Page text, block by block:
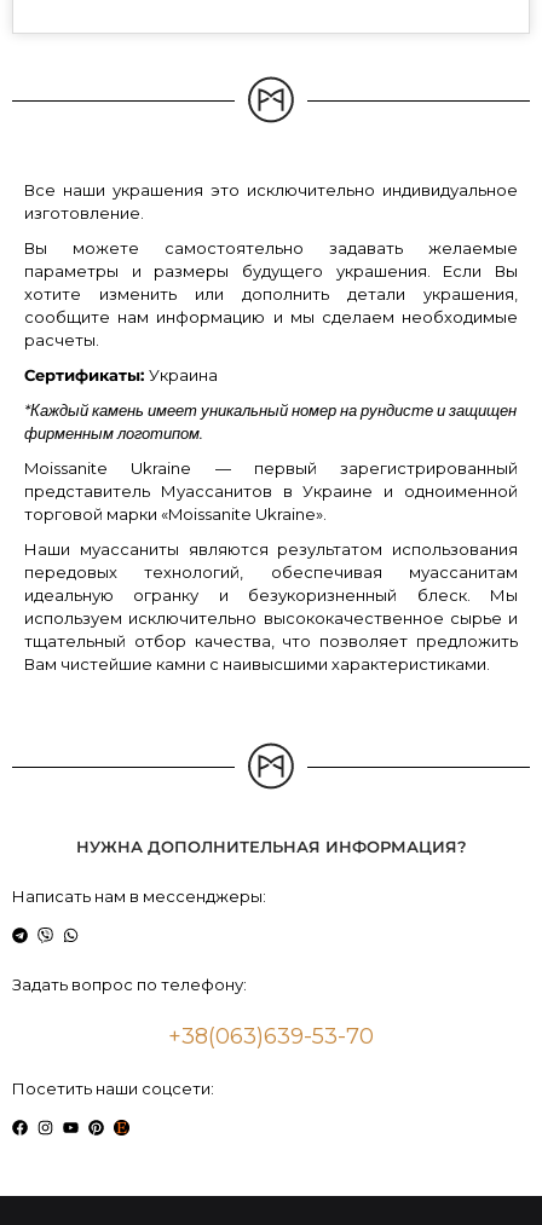
Все наши украшения это исключительно индивидуальное
изготовление.
Вы можете самостоятельно задавать желаемые
параметры и размеры будущего украшения. Если Вы
хотите изменить или дополнить детали украшения,
сообщите нам информацию и мы сделаем необходимые
расчеты.
Сертификаты: Украина
*Каждый камень имеет уникальный номер на рундисте и защищен
фирменным логотипом.
Moissanite Ukraine — первый зарегистрированный
представитель Муассанитов в Украине и одноименной
торговой марки «Moissanite Ukraine».
Наши муассаниты являются результатом использования
передовых технологий, обеспечивая муассанитам
идеальную огранку и безукоризненный блеск. Мы
используем исключительно высококачественное сырье и
тщательный отбор качества, что позволяет предложить
Вам чистейшие камни с наивысшими характеристиками.
НУЖНА ДОПОЛНИТЕЛЬНАЯ ИНФОРМАЦИЯ?
Написать нам в мессенджеры:
Задать вопрос по телефону:
+38(063)639-53-70
Посетить наши соцсети: